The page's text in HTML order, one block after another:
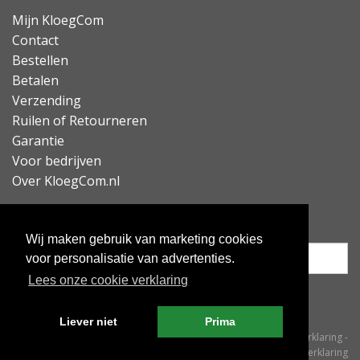
Wij maken gebruik van marketing cookies
voor personalisatie van advertenties.
Lees onze cookie verklaring
Liever niet Prima
Mijn KloegCom
Contact
Bestellen
Betalen
Verzending
Ruilen of Retourneren
Garantie
Voor bedrijven
Over KloegCom.nl
Algemene voorwaarden-Cookieverklaring-
Privacyverklaring